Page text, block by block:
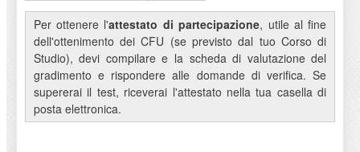
Per ottenere l'attestato di partecipazione, utile al fine
dell'ottenimento dei CFU (se previsto dal tuo Corso di
Studio), devi compilare e la scheda di valutazione del
gradimento e rispondere alle domande di verifica. Se
supererai il test, riceverai l'attestato nella tua casella di
posta elettronica.